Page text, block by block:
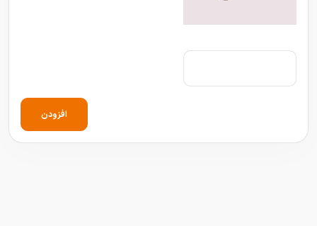
افزودن